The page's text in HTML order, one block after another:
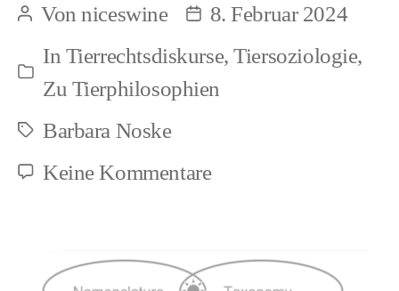
Übersetzungen
Beitragsautor
Vonniceswine Beitragsdatum
8. Februar 2024
Kategorien
In Tierrechtsdiskurse,Tiersoziologie,
Zu Tierphilosophien
Schlagwörter
Barbara Noske
Keine Kommentarezu
Übersetzungen